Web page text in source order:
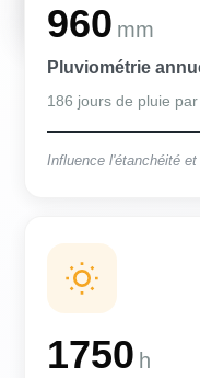
960 mm
Pluviométrie
186 jours de pluie par
Influence l'étanchéité
1750 h